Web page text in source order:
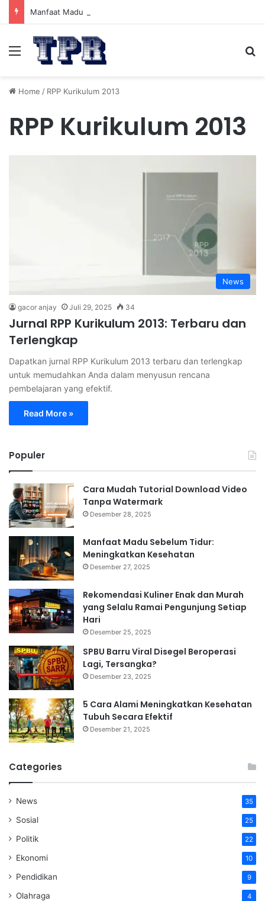
Manfaat Madu Sebelum Tidur: Meningkatkan Kesehatan
Menu
Home / RPP Kurikulum 2013
RPP Kurikulum 2013
News
gacor anjay Juli 29, 2025 34
Jurnal RPP Kurikulum 2013: Terbaru dan
Terlengkap
Dapatkan jurnal RPP Kurikulum 2013 terbaru dan terlengkap
untuk memudahkan Anda dalam menyusun rencana
pembelajaran yang efektif.
Read More »
Populer
Cara Mudah Tutorial Download Video
Tanpa Watermark
Desember 28, 2025
Manfaat Madu Sebelum Tidur:
Meningkatkan Kesehatan
Desember 27, 2025
Rekomendasi Kuliner Enak dan Murah
yang Selalu Ramai Pengunjung Setiap
Hari
Desember 25, 2025
SPBU Barru Viral Disegel Beroperasi
Lagi, Tersangka?
Desember 23, 2025
5 Cara Alami Meningkatkan Kesehatan
Tubuh Secara Efektif
Desember 21, 2025
Categories
News 35
Sosial 25
Politik 22
Ekonomi 10
Pendidikan 9
Olahraga 4